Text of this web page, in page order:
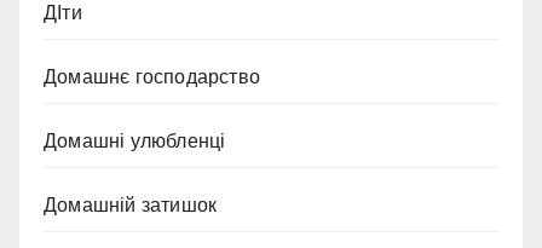
ДІти
Домашнє господарство
Домашні улюбленці
Домашній затишок